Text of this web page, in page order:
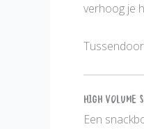
verhoog je
High
Een